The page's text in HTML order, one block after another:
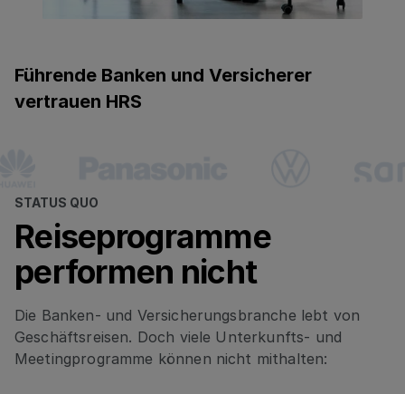
Führende Banken und Versicherer
vertrauen HRS
STATUS QUO
Reiseprogramme
performen nicht
Die Banken- und Versicherungsbranche lebt von
Geschäftsreisen. Doch viele Unterkunfts- und
Meetingprogramme können nicht mithalten: